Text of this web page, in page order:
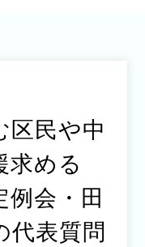
区民や中
求める
例会・田
代表質問